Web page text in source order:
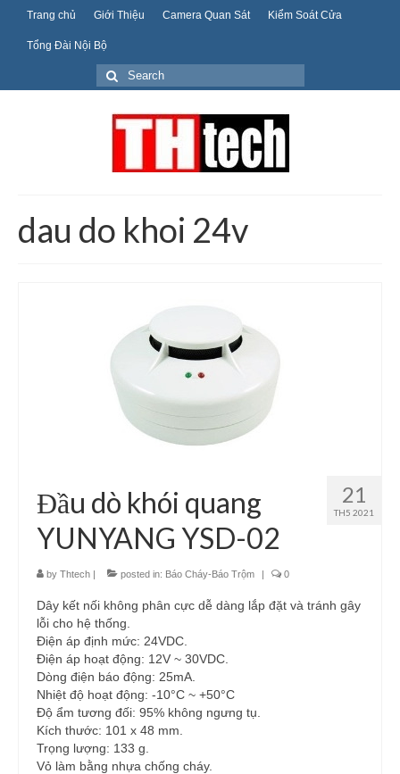
Trang chủ Giới Thiệu Camera Quan Sát Kiểm Soát Cửa
Tổng Đài Nội Bộ
Search
for:
dau do khoi 24v
21
TH5 2021
Đầu dò khói quang
YUNYANG YSD-02
by Thtech | posted in: Báo Cháy-Báo Trộm | 0
Dây kết nối không phân cực dễ dàng lắp đặt và tránh gây
lỗi cho hệ thống.
Điện áp định mức: 24VDC.
Điện áp hoạt động: 12V ~ 30VDC.
Dòng điện báo động: 25mA.
Nhiệt độ hoạt động: -10°C ~ +50°C
Độ ẩm tương đối: 95% không ngưng tụ.
Kích thước: 101 x 48 mm.
Trọng lượng: 133 g.
Vỏ làm bằng nhựa chống cháy.